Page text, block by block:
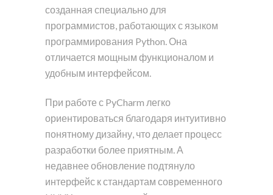
созданная специально для
программистов, работающих с языком
программирования Python. Она
отличается мощным функционалом и
удобным интерфейсом.
При работе с PyCharm легко
ориентироваться благодаря интуитивно
понятному дизайну, что делает процесс
разработки более приятным. А
недавнее обновление подтянуло
интерфейс к стандартам современного